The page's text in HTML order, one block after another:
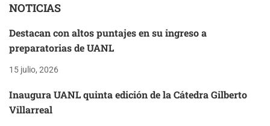
NOTICIAS
Destacan con altos puntajes en su ingreso a
preparatorias de UANL
15 julio, 2026
Inaugura UANL quinta edición de la Cátedra Gilberto
Villarreal